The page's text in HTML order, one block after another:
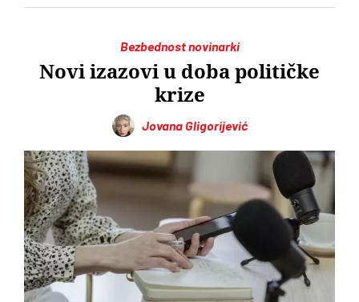
Bezbednost novinarki
Novi izazovi u doba političke
krize
Jovana Gligorijević